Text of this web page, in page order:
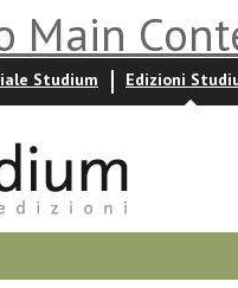
Main
Studium Edizioni